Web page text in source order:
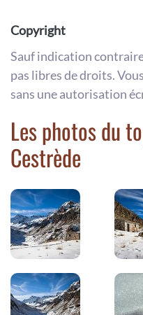
Copyright
Sauf indication
pas libres de droits.
sans une autorisation
Les photos du
Cestrède